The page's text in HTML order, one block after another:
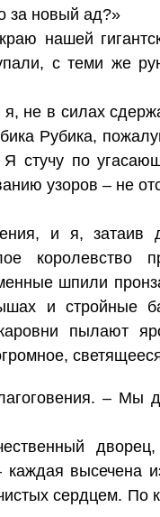
за новый ад?»
нашей
с теми же
я, не в силах
Рубика,
стучу по
узоров – не
и я, затаив
королевство
шпили
и стройные
пылают
– Мы
высечена
сердцем.